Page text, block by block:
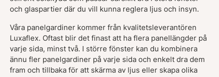
och glaspartier där du vill kunna reglera ljus och insyn.
Våra panelgardiner kommer från kvalitetsleverantören
Luxaflex. Oftast blir det finast att ha flera panellängder på
varje sida, minst två. I större fönster kan du kombinera
ännu fler panelgardiner på varje sida och enkelt dra dem
fram och tillbaka för att skärma av ljus eller skapa olika